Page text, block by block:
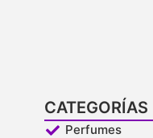
CATEGORÍAS
Perfumes